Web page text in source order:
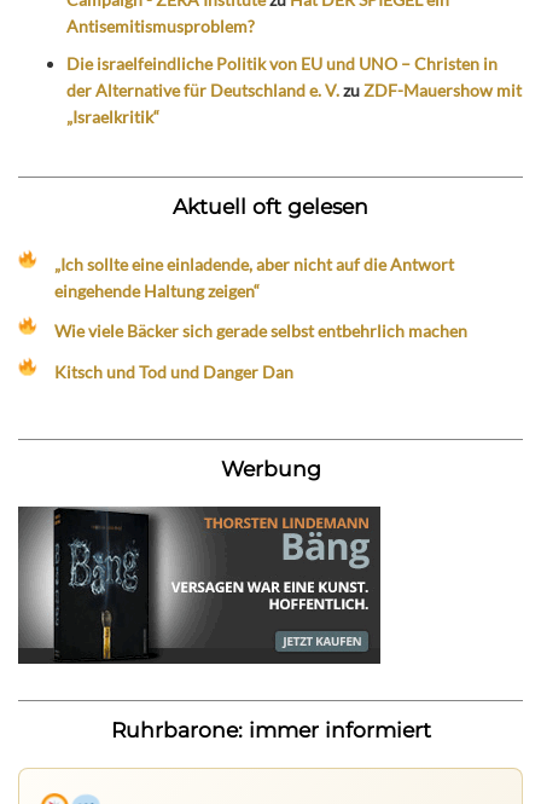
Antisemitismusproblem?
Die israelfeindliche Politik von EU und UNO – Christen in
der Alternative für Deutschland e. V.zuZDF-Mauershow mit
„Israelkritik“
Aktuell oft gelesen
„Ich sollte eine einladende, aber nicht auf die Antwort
eingehende Haltung zeigen“
Wie viele Bäcker sich gerade selbst entbehrlich machen
Kitsch und Tod und Danger Dan
Werbung
Ruhrbarone: immer informiert